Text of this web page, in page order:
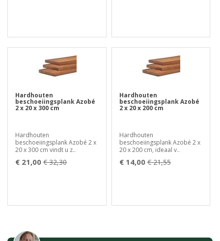
Hardhouten
beschoeiingsplank Azobé
2 x 20 x 300 cm
Hardhouten
beschoeiingsplank Azobé 2 x
20 x 300 cm vindt u z..
€ 21,00 € 32,30
Hardhouten
beschoeiingsplank Azobé
2 x 20 x 200 cm
Hardhouten
beschoeiingsplank Azobé 2 x
20 x 200 cm, ideaal v..
€ 14,00 € 21,55